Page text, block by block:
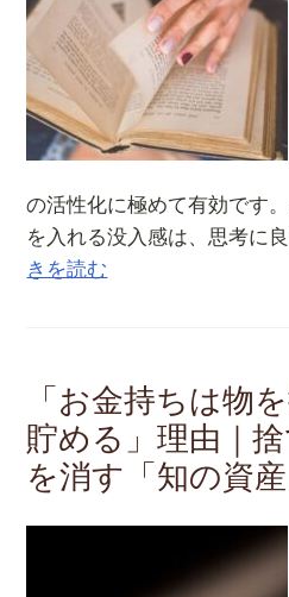
の活性化に極めて有効です
を入れる没入感は、思考に
きを読む
「お金持ちは物
貯める」理由｜
を消す「知の資